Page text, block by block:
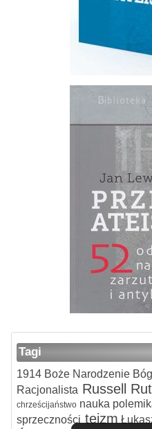
Tagi
1914Boże NarodzenieBóg
Racjonalista Russell
chrześcijaństwonauka
sprzeczności teizm